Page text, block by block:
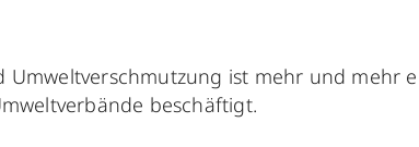
Umweltverschmutzung ist mehr und mehr
beschäftigt.